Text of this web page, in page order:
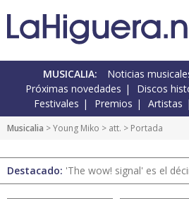
MUSICALIA: Noticias
Próximas novedades
Discos
Festivales
Premios Artistas
Musicalia >Young Miko > att. > Portada
Destacado: 'The wow! signal' es el